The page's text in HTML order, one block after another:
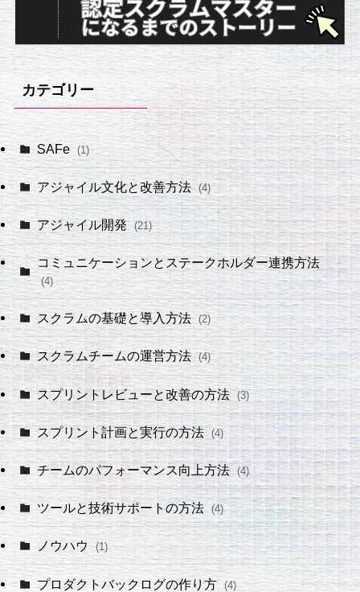
カテゴリー
SAFe (1)
アジャイル文化と改善方法 (4)
アジャイル開発 (21)
コミュニケーションとステークホルダー連携方法
(4)
スクラムの基礎と導入方法 (2)
スクラムチームの運営方法 (4)
スプリントレビューと改善の方法 (3)
スプリント計画と実行の方法 (4)
チームのパフォーマンス向上方法 (4)
ツールと技術サポートの方法 (4)
ノウハウ (1)
プロダクトバックログの作り方 (4)